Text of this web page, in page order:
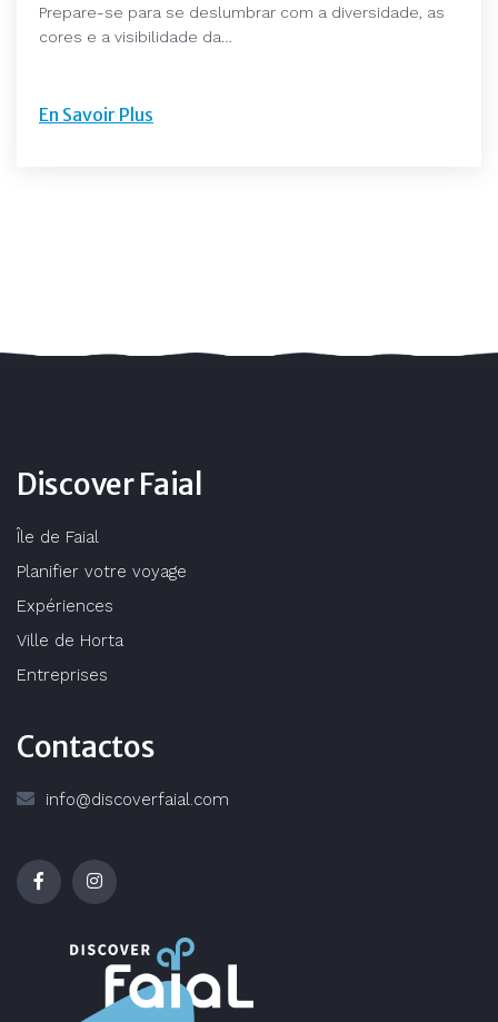
Prepare-se para se deslumbrar com a diversidade, as
cores e a visibilidade da…
En Savoir Plus
Discover Faial
Île de Faial
Planifier votre voyage
Expériences
Ville de Horta
Entreprises
Contactos
info@discoverfaial.com